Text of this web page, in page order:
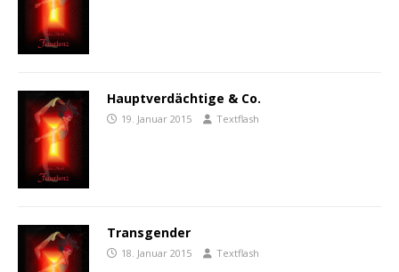
Hauptverdächtige & Co.
19. Januar 2015 Textflash
Transgender
18. Januar 2015 Textflash